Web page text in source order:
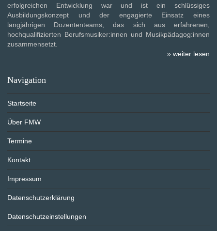
erfolgreichen Entwicklung war und ist ein schlüssiges
Ausbildungskonzept und der engagierte Einsatz eines
langjährigen Dozententeams, das sich aus erfahrenen,
hochqualifizierten Berufsmusiker:innen und Musikpädagog:innen
zusammensetzt.
» weiter lesen
Navigation
Startseite
Über FMW
Termine
Kontakt
Impressum
Datenschutzerklärung
Datenschutzeinstellungen